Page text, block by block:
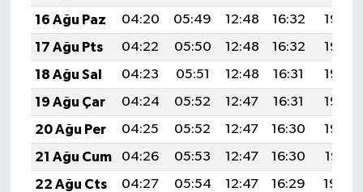
16 Ağu Paz
04:20 05:49 12:48 16:32
19:37
17 Ağu Pts
04:22 05:50 12:48 16:32
19:36
18 Ağu Sal
04:23 05:51 12:48 16:31
19:35
19 Ağu Çar
04:24 05:52 12:47 16:31
19:33
20 Ağu Per
04:25 05:52 12:47 16:30
19:32
21 Ağu Cum
04:26 05:53 12:47 16:30
19:31
22 Ağu Cts
04:27 05:54 12:47 16:29
19:29